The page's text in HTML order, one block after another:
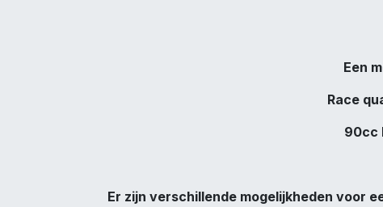
Een
Race
90cc
Er zijn verschillende mogelijkheden voor